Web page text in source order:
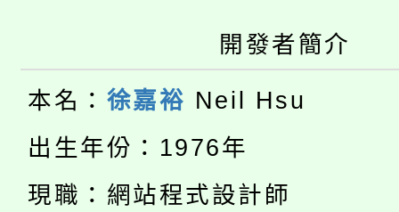
視費優惠，中低收入戶
半價優惠，詳情可洽有
者。
大園自造教育及科技
份教師增能研習
大溪自造教育及科技中
份教師研習
淨零綠生活教案入校路
會
115年食農教育專業人
開發者簡介
本名： 徐嘉裕 Neil Hsu
出生年份：1976年
現職：網站程式設計師